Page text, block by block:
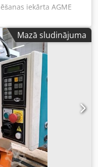
iekārta AGME
Mazā sludinājuma